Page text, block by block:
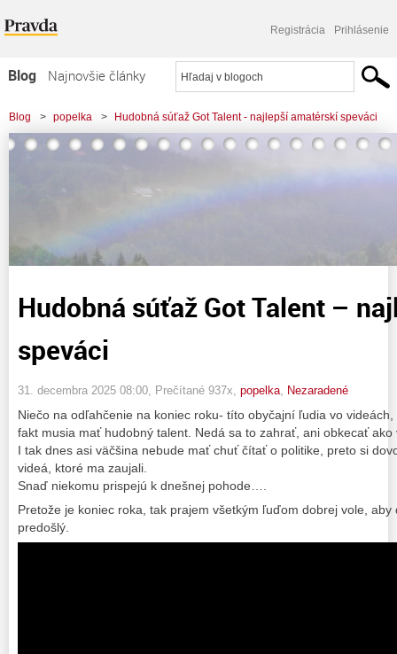
Registrácia Prihlásenie
Blog
Najnovšie články
Najčítanejšie články
Najkomentovanejšie články
Blog > popelka > Hudobná súťaž Got Talent - najlepší amatérskí speváci
Hudobná súťaž Got Talent –
speváci
31. decembra 2025 08:00 , Prečítané 937x, popelka Nezaradené
Niečo na odľahčenie na koniec roku- títo obyčajní ľudia vo
fakt musia mať hudobný talent. Nedá sa to zahrať, ani obkecať ako
I tak dnes asi väčšina nebude mať chuť čítať o politike, preto si
videá, ktoré ma zaujali.
Snaď niekomu prispejú k dnešnej pohode….
Pretože je koniec roka, tak prajem všetkým ľuďom dobrej vole,
predošlý.